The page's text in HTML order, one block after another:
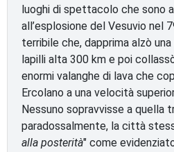
luoghi di spettacolo che sono
all’esplosione del Vesuvio nel
terribile che, dapprima alzò
lapilli alta 300 km e poi
enormi valanghe di lava che
Ercolano a una velocità
Nessuno sopravvisse a quella
paradossalmente, la città
alla posterità" come